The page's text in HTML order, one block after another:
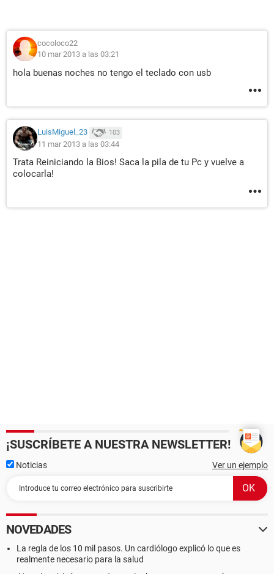
cocoloco22
10 mar 2013 a las 03:21
hola buenas noches no tengo el teclado con usb
LuisMiguel_23 103
11 mar 2013 a las 03:44
Trata Reiniciando la Bios! Saca la pila de tu Pc y vuelve a
colocarla!
¡SUSCRÍBETE A NUESTRA NEWSLETTER!
Noticias Ver un ejemplo
NOVEDADES
La regla de los 10 mil pasos. Un cardiólogo explicó lo que es
realmente necesario para la salud